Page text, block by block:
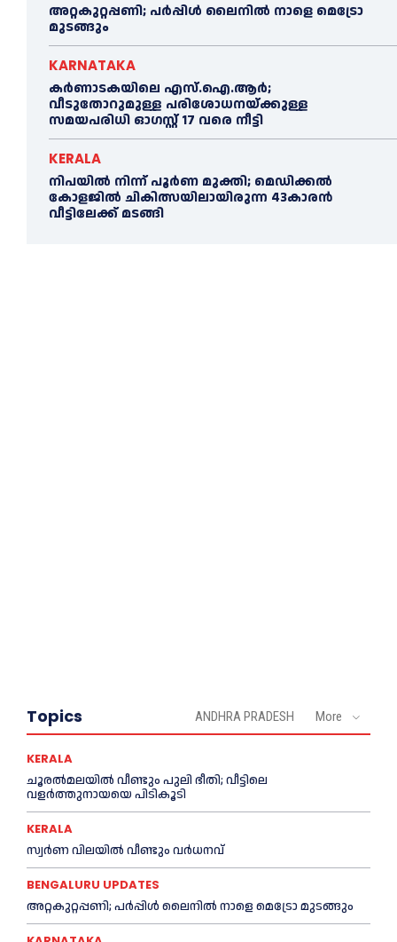
അറ്റകുറ്റപ്പണി; പർപ്പിൾ ലൈനില്‍ നാളെ മെട്രോ
മുടങ്ങും
KARNATAKA
കർണാടകയിലെ എസ്.ഐ.ആർ;
വീടുതോറുമുള്ള പരിശോധനയ്ക്കുള്ള
സമയപരിധി ഓഗസ്റ്റ് 17 വരെ നീട്ടി
KERALA
നിപയില്‍ നിന്ന് പൂര്‍ണ മുക്തി; മെഡിക്കല്‍
കോളജില്‍ ചികിത്സയിലായിരുന്ന 43കാരന്‍
വീട്ടിലേക്ക് മടങ്ങി
Topics ANDHRA PRADESH More
KERALA
ചൂരല്‍മലയില്‍ വീണ്ടും പുലി ഭീതി; വീട്ടിലെ
വളര്‍ത്തുനായയെ പിടികൂടി
KERALA
സ്വർണ വിലയില്‍ വീണ്ടും വർധനവ്
BENGALURU UPDATES
അറ്റകുറ്റപ്പണി; പർപ്പിൾ ലൈനില്‍ നാളെ മെട്രോ മുടങ്ങും